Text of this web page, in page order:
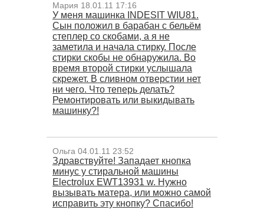
Мария 18.01.11 17:16
У меня машинка INDESIT WIU81.
Сын положил в барабан с бельём
степлер со скобами, а я не
заметила и начала стирку. После
стирки скобы не обнаружила. Во
время второй стирки услышала
скрежет. В сливном отверстии нет
ни чего. Что теперь делать?
Ремонтировать или выкидывать
машинку?!
Ольга 04.01.11 23:52
Здравствуйте! Западает кнопка
минус у стиральной машины
Electrolux EWT13931 w. Нужно
вызывать матера, или можно самой
исправить эту кнопку? Спасибо!